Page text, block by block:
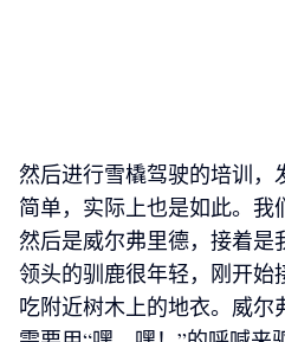
然后进行雪橇驾驶的培训，
简单，实际上也是如此。我
然后是威尔弗里德，接着是
领头的驯鹿很年轻，刚开始
吃附近树木上的地衣。威尔